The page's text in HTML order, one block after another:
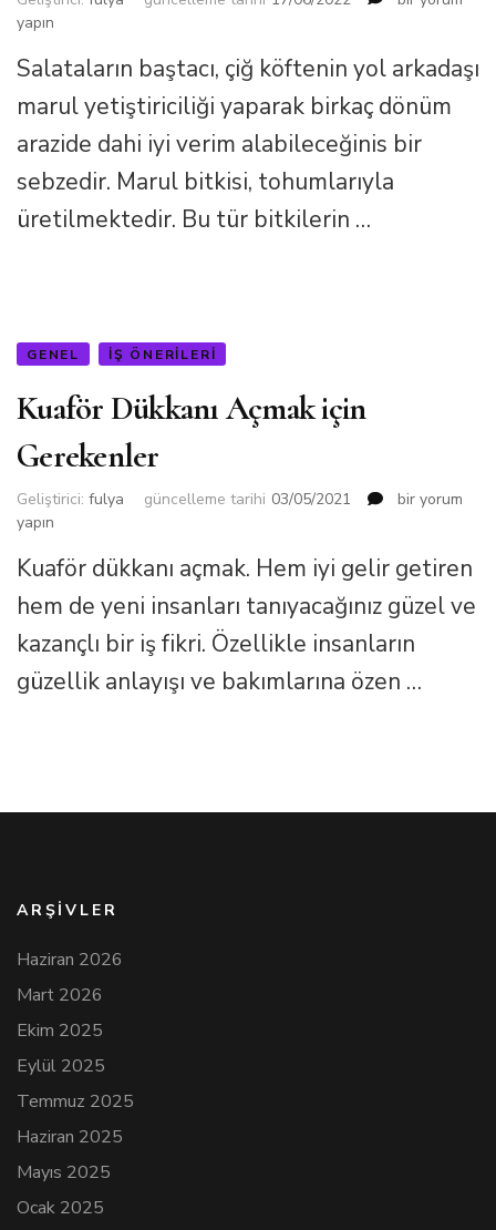
Yapılır?
yapın
Salataların baştacı, çiğ köftenin yol arkadaşı
marul yetiştiriciliği yaparak birkaç dönüm
arazide dahi iyi verim alabileceğinis bir
sebzedir. Marul bitkisi, tohumlarıyla
üretilmektedir. Bu tür bitkilerin …
GENEL İŞ ÖNERILERI
Kuaför Dükkanı Açmak için
Gerekenler
Geliştirici: fulya güncelleme tarihi 03/05/2021
Kuaför
için
Gerekenler
için
bir yorum
yapın
Kuaför dükkanı açmak. Hem iyi gelir getiren
hem de yeni insanları tanıyacağınız güzel ve
kazançlı bir iş fikri. Özellikle insanların
güzellik anlayışı ve bakımlarına özen …
ARŞIVLER
Haziran 2026
Mart 2026
Ekim 2025
Eylül 2025
Temmuz 2025
Haziran 2025
Mayıs 2025
Ocak 2025